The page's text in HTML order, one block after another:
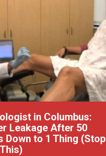
in Columbus:
Leakage After 50
Down to 1 Thing (Stop